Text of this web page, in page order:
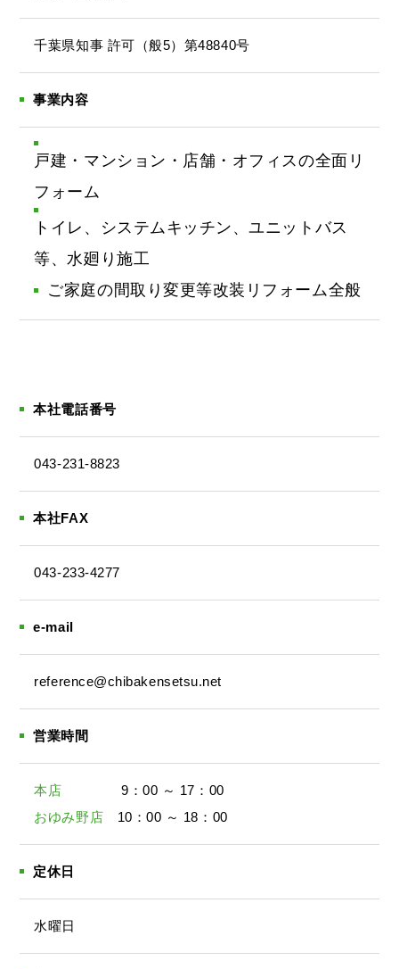
千葉県知事 許可（般5）第48840号
事業内容
戸建・マンション・店舗・オフィスの全面リ
フォーム
トイレ、システムキッチン、ユニットバス
等、水廻り施工
ご家庭の間取り変更等改装リフォーム全般
本社電話番号
043-231-8823
本社FAX
043-233-4277
e-mail
reference@chibakensetsu.net
営業時間
本店 9：00 ～ 17：00
おゆみ野店 10：00 ～ 18：00
定休日
水曜日